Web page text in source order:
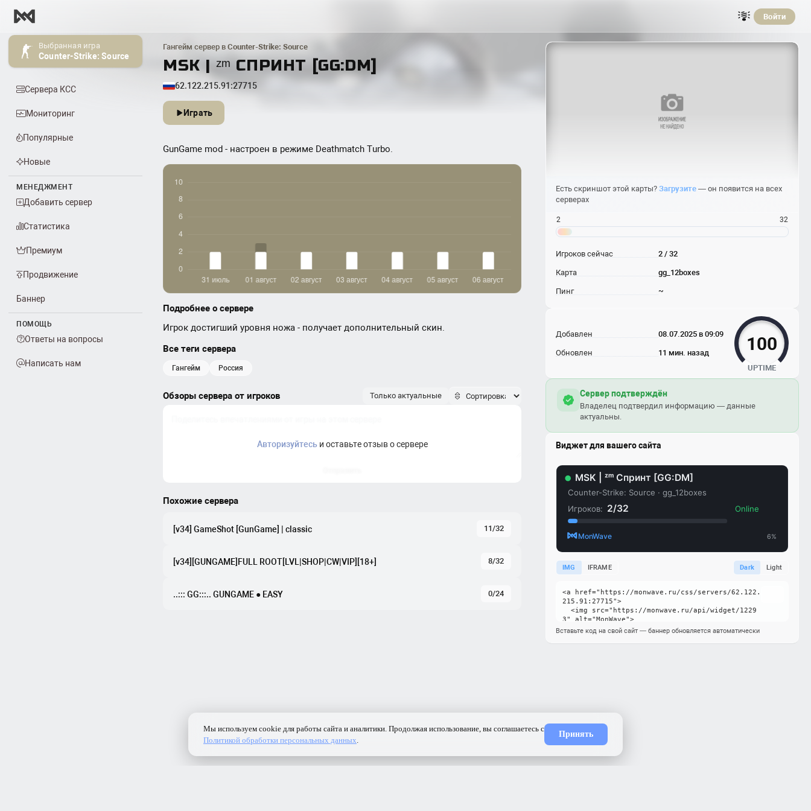
Войти
Выбранная игра
Counter-Strike: Source
Сервера КСС
Мониторинг
Популярные
Новые
МЕНЕДЖМЕНТ
Добавить сервер
Статистика
Премиум
Продвижение
Баннер
ПОМОЩЬ
Ответы на вопросы
Написать нам
Гангейм сервер в Counter-Strike: Source
MSK | ᶻᵐ СПРИНТ [GG:DM]
62.122.215.91:27715
Играть
GunGame mod - настроен в режиме Deathmatch Turbo.
Подробнее о сервере
Игрок достигший уровня ножа - получает дополнительный скин.
Все теги сервера
гангейм россия
Обзоры сервера от игроков Только актуальные
Авторизуйтесьи оставьте отзыв о сервере
Похожие сервера
[v34] GameShot [GunGame] | classic 11/32
[v34][GUNGAME]FULL ROOT[LVL|SНОР|CW|VIP][18+] 8/32
..::: GG:::.. GUNGAME ● EASY 0/24
Есть скриншот этой карты? Загрузите — он появится на всех
серверах
2 32
Игроков сейчас 2 / 32
Карта gg_12boxes
Пинг ~
Добавлен 08.07.2025 в 09:09
Обновлен 11 мин. назад 100
UPTIME
Сервер подтверждён
Владелец подтвердил информацию — данные
актуальны.
Виджет для вашего сайта
IMG IFRAME Dark Light
Вставьте код на свой сайт — баннер обновляется автоматически